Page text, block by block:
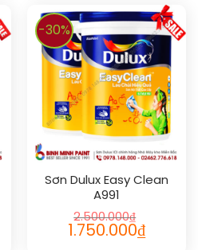
-30%
Sơn Dulux Easy Clean
A991
2.500.000₫
1.750.000₫